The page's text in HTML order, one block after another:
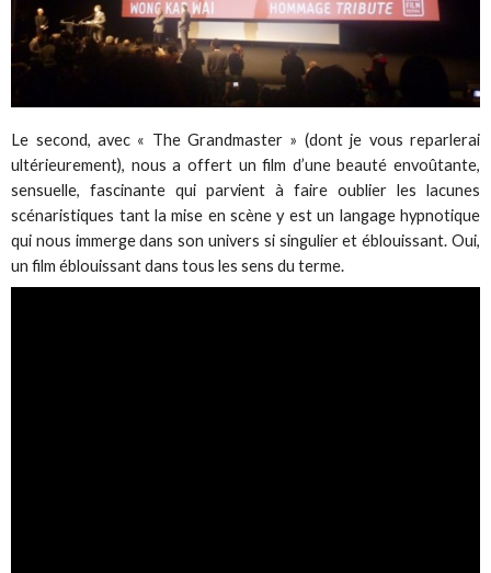
Le second, avec « The Grandmaster » (dont je vous reparlerai
ultérieurement), nous a offert un film d’une beauté envoûtante,
sensuelle, fascinante qui parvient à faire oublier les lacunes
scénaristiques tant la mise en scène y est un langage hypnotique
qui nous immerge dans son univers si singulier et éblouissant. Oui,
un film éblouissant dans tous les sens du terme.